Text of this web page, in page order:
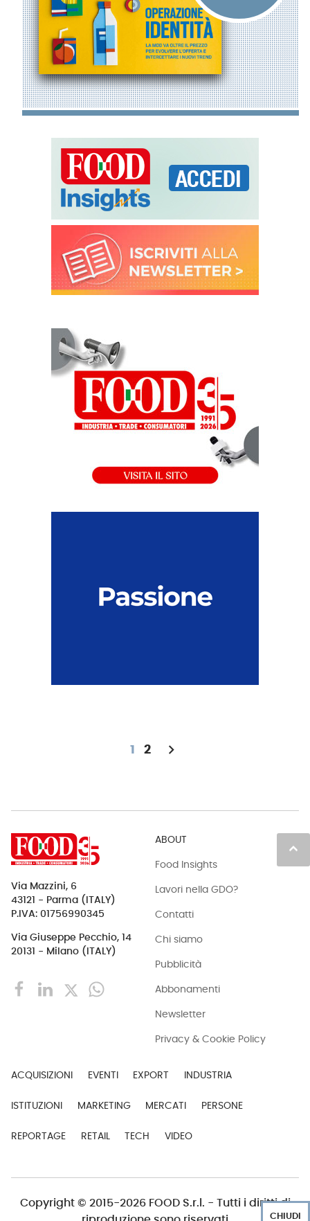
1 2 chevron_right
keyboard_arrow_up
Via Mazzini, 6
43121 - Parma (ITALY)
P.IVA: 01756990345
Via Giuseppe Pecchio, 14
20131 - Milano (ITALY)
ABOUT
Food Insights
Lavori nella GDO?
Contatti
Chi siamo
Pubblicità
Abbonamenti
Newsletter
Privacy & Cookie Policy
ACQUISIZIONI EVENTI EXPORT INDUSTRIA
ISTITUZIONI MARKETING MERCATI PERSONE
REPORTAGE RETAIL TECH VIDEO
Copyright © 2015-2026 FOOD S.r.l. - Tutti i diritti di
CHIUDI